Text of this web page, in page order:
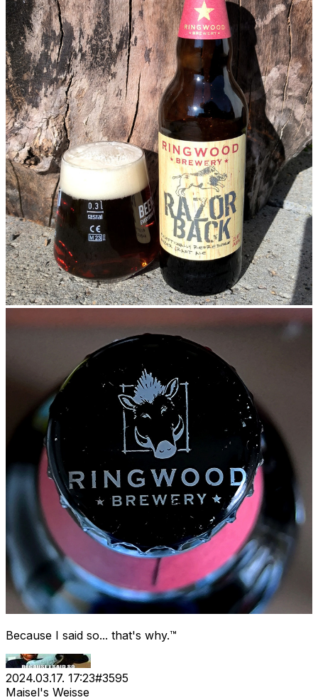
Because I said so... that's why.™
2024.03.17. 17:23#3595
Maisel's Weisse